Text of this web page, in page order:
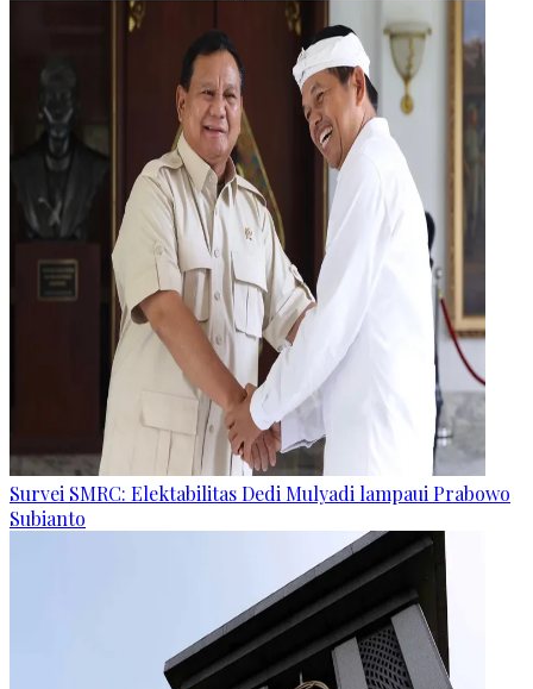
Survei SMRC: Elektabilitas Dedi Mulyadi lampaui Prabowo
Subianto